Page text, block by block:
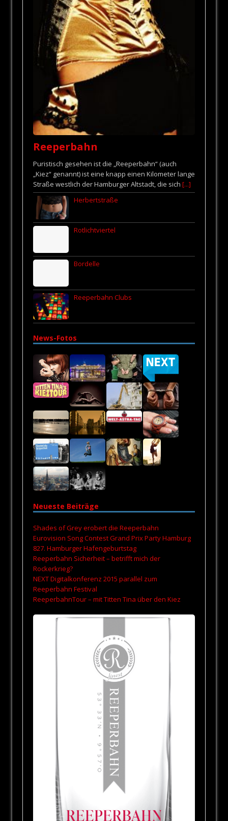
Reeperbahn
Puristisch gesehen ist die „Reeperbahn“ (auch
„Kiez“ genannt) ist eine knapp einen Kilometer lange
Straße westlich der Hamburger Altstadt, die sich [...]
Herbertstraße
Rotlichtviertel
Bordelle
Reeperbahn Clubs
News-Fotos
Neueste Beiträge
Shades of Grey erobert die Reeperbahn
Eurovision Song Contest Grand Prix Party Hamburg
827. Hamburger Hafengeburtstag
Reeperbahn Sicherheit – betrifft mich der
Rockerkrieg?
NEXT Digitalkonferenz 2015 parallel zum
Reeperbahn Festival
ReeperbahnTour – mit Titten Tina über den Kiez